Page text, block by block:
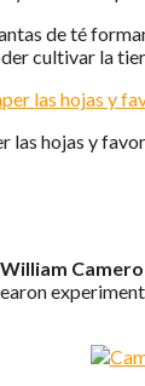
de té
cultivar la
las hojas y